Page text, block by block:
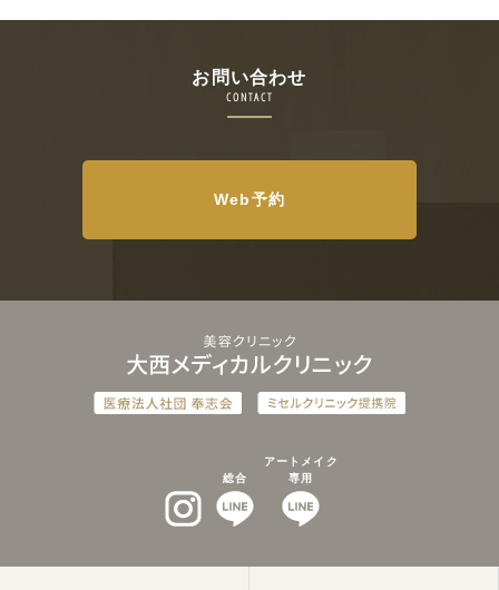
お問い合わせ
CONTACT
Web予約
インスタグラム
総合
LINEat
アートメイク
専用